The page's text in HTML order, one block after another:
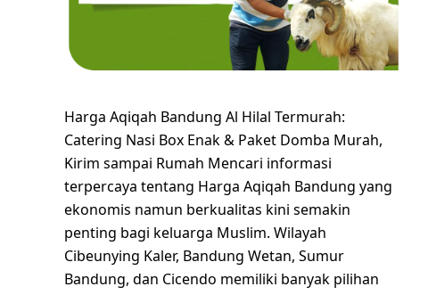
Harga Aqiqah Bandung Al Hilal Termurah:
Catering Nasi Box Enak & Paket Domba Murah,
Kirim sampai Rumah Mencari informasi
terpercaya tentang Harga Aqiqah Bandung yang
ekonomis namun berkualitas kini semakin
penting bagi keluarga Muslim. Wilayah
Cibeunying Kaler, Bandung Wetan, Sumur
Bandung, dan Cicendo memiliki banyak pilihan